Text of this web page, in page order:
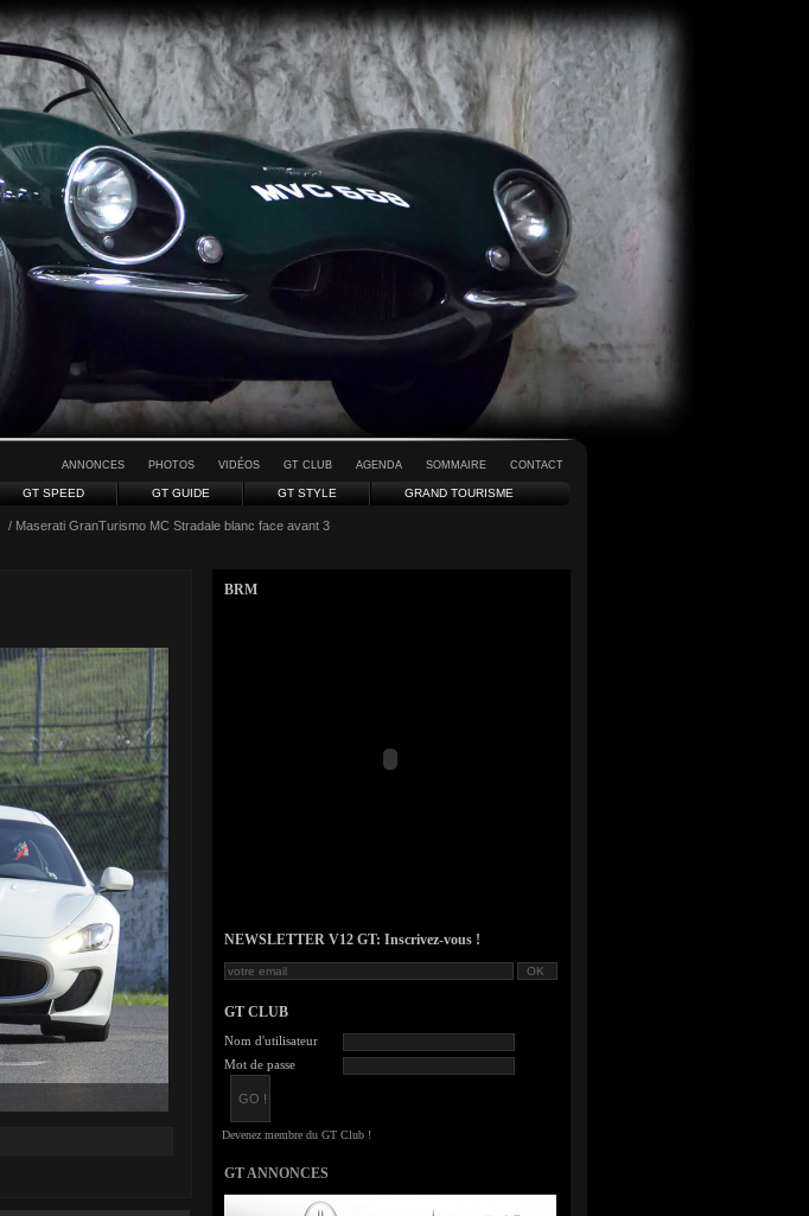
ANNONCES PHOTOS VIDÉOS GT CLUB AGENDA SOMMAIRE CONTACT
GT SPEED GT GUIDE GT STYLE GRAND TOURISME
/ Maserati GranTurismo MC Stradale blanc face avant 3
BRM
NEWSLETTER V12 GT: Inscrivez-vous !
GT CLUB
Nom d'utilisateur
Mot de passe
GT ANNONCES